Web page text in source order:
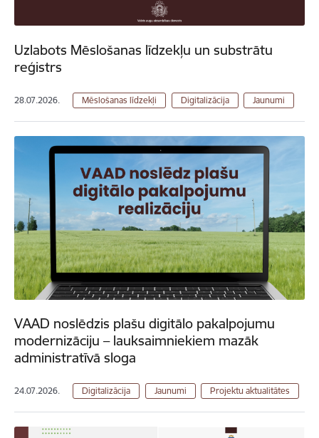
Uzlabots Mēslošanas līdzekļu un substrātu
reģistrs
28.07.2026. Mēslošanas līdzekļi Digitalizācija Jaunumi
VAAD noslēdzis plašu digitālo pakalpojumu
modernizāciju – lauksaimniekiem mazāk
administratīvā sloga
24.07.2026. Digitalizācija Jaunumi Projektu aktualitātes